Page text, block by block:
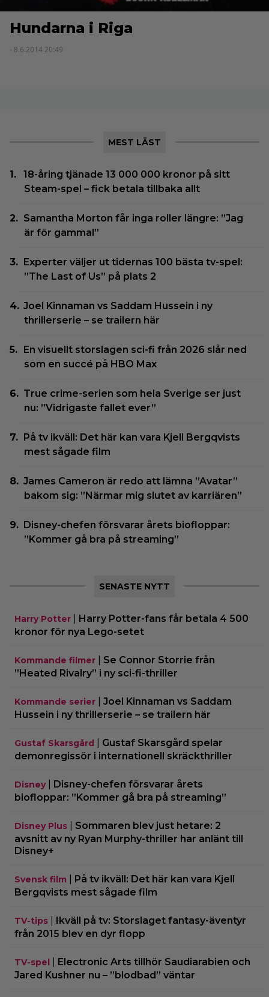
Hundarna i Riga
- 8.6.2014 20:49
MEST LÄST
18-åring tjänade 13 000 000 kronor på sitt
Steam-spel – fick betala tillbaka allt
Samantha Morton får inga roller längre: ”Jag
är för gammal”
Experter väljer ut tidernas 100 bästa tv-spel:
”The Last of Us” på plats 2
Joel Kinnaman vs Saddam Hussein i ny
thrillerserie – se trailern här
En visuellt storslagen sci-fi från 2026 slår ned
som en succé på HBO Max
True crime-serien som hela Sverige ser just
nu: ”Vidrigaste fallet ever”
På tv ikväll: Det här kan vara Kjell Bergqvists
mest sågade film
James Cameron är redo att lämna ”Avatar”
bakom sig: ”Närmar mig slutet av karriären”
Disney-chefen försvarar årets biofloppar:
”Kommer gå bra på streaming”
SENASTE NYTT
Harry Potter
Harry Potter-fans får betala 4 500
kronor för nya Lego-setet
Kommande filmer
Se Connor Storrie från
”Heated Rivalry” i ny sci-fi-thriller
Kommande serier
Joel Kinnaman vs Saddam
Hussein i ny thrillerserie – se trailern här
Gustaf Skarsgård
Gustaf Skarsgård spelar
demonregissör i internationell skräckthriller
Disney|
Disney-chefen försvarar årets
biofloppar: ”Kommer gå bra på streaming”
Disney Plus
Sommaren blev just hetare: 2
avsnitt av ny Ryan Murphy-thriller har anlänt till
Disney+
Svensk film
På tv ikväll: Det här kan vara Kjell
Bergqvists mest sågade film
TV-tips
Ikväll på tv: Storslaget fantasy-äventyr
från 2015 blev en dyr flopp
TV-spel
Electronic Arts tillhör Saudiarabien och
Jared Kushner nu – ”blodbad” väntar